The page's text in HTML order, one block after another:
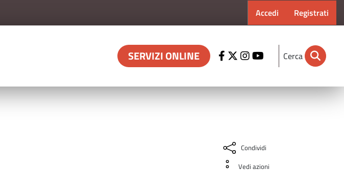
Menu profilo
Accedi Registrati
SERVIZI ONLINE Cerca
Condividi
Vedi azioni